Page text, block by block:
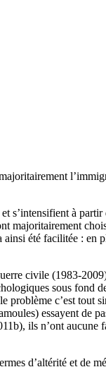
s’intensifient à
majoritairement
été facilitée : en
civile (1983-
sous fond
problème c’est tout
essayent de
ils n’ont aucune
d’altérité et de